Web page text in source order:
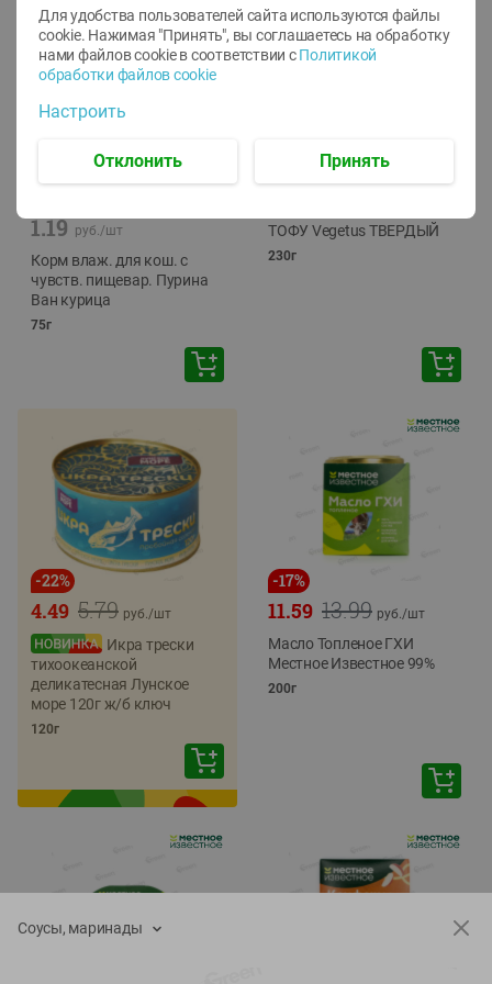
1.19 руб./шт
Корм влаж. для кош. с
чувств. пищевар. Пурина
Ван курица
75г
ТОФУ Vegetus ТВЕРДЫЙ
230г
-22%
5.79
4.49 руб./шт
Икра трески
тихоокеанской
деликатесная Лунское
море 120г ж/б ключ
120г
-17%
13.99
11.59 руб./шт
Масло Топленое ГХИ
Местное Известное 99%
200г
Соусы, маринады
Для удобства пользователей сайта используются файлы
cookie. Нажимая "Принять", вы соглашаетесь на обработку
нами файлов cookie в соответствии с Политикой
обработки файлов cookie
Настроить
Отклонить Принять